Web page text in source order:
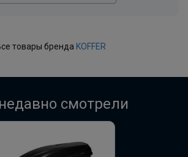
товары бренда KOFFER
смотрели